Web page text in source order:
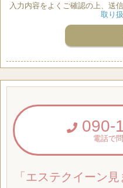
入力内容をよくご確認の上、送
取り
090-
電話で
「エステクイーン見